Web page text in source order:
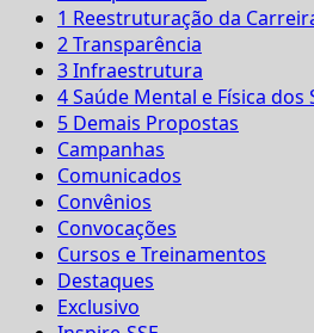
1 Reestruturação da
2 Transparência
3 Infraestrutura
4 Saúde Mental e Física dos
5 Demais Propostas
Campanhas
Comunicados
Convênios
Convocações
Cursos e Treinamentos
Destaques
Exclusivo